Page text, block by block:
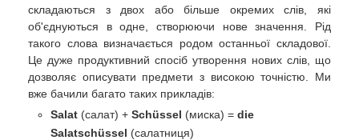
складаються з двох або більше окремих слів, які
об'єднуються в одне, створюючи нове значення. Рід
такого слова визначається родом останньої складової.
Це дуже продуктивний спосіб утворення нових слів, що
дозволяє описувати предмети з високою точністю. Ми
вже бачили багато таких прикладів:
Salat (салат) + Schüssel (миска) = die
Salatschüssel (салатниця)